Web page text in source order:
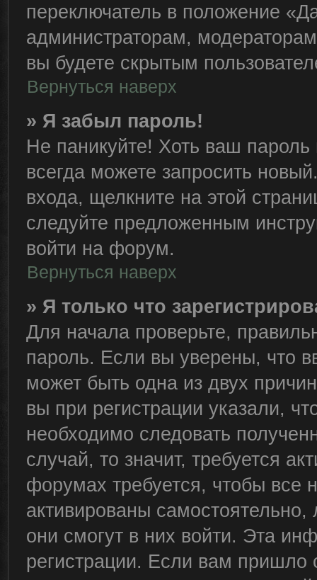
переключатель в положение
администраторам,
вы будете скрытым
Вернуться наверх
» Я забыл пароль!
Не паникуйте! Хоть ваш
всегда можете запросить
входа, щелкните на этой
следуйте предложенным
войти на форум.
Вернуться наверх
» Я только что
Для начала проверьте,
пароль. Если вы уверены, что
может быть одна из двух
вы при регистрации указали,
необходимо следовать
случай, то значит, требуется
форумах требуется, чтобы все
активированы
они смогут в них войти. Эта
регистрации. Если вам